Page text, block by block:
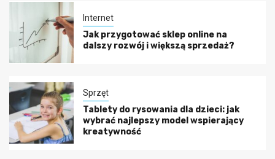
Internet
Jak przygotować sklep online na
dalszy rozwój i większą sprzedaż?
Sprzęt
Tablety do rysowania dla dzieci: jak
wybrać najlepszy model wspierający
kreatywność